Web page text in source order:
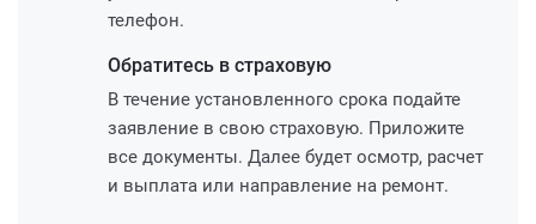
телефон.
Обратитесь в страховую
В течение установленного срока подайте
заявление в свою страховую. Приложите
все документы. Далее будет осмотр, расчет
и выплата или направление на ремонт.